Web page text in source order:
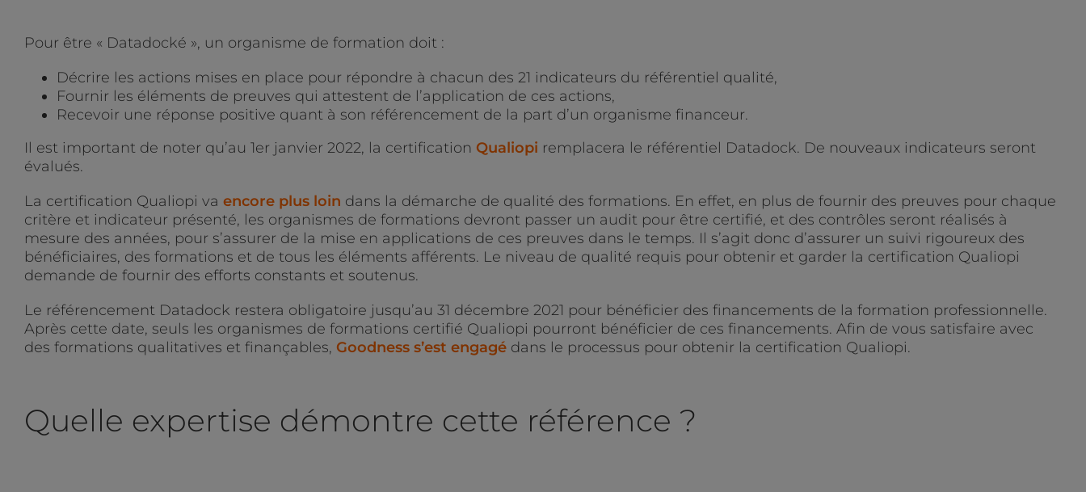
Pour être « Datadocké », un organisme de formation doit :
Décrire les actions mises en place pour répondre à chacun des 21 indicateurs du référentiel qualité,
Fournir les éléments de preuves qui attestent de l’application de ces actions,
Recevoir une réponse positive quant à son référencement de la part d’un organisme financeur.
Il est important de noter qu’au 1er janvier 2022, la certification Qualiopi remplacera le référentiel Datadock. De nouveaux indicateurs seront
évalués.
La certification Qualiopi va encore plus loin dans la démarche de qualité des formations. En effet, en plus de fournir des preuves pour chaque
critère et indicateur présenté, les organismes de formations devront passer un audit pour être certifié, et des contrôles seront réalisés à
mesure des années, pour s’assurer de la mise en applications de ces preuves dans le temps. Il s’agit donc d’assurer un suivi rigoureux des
bénéficiaires, des formations et de tous les éléments afférents. Le niveau de qualité requis pour obtenir et garder la certification Qualiopi
demande de fournir des efforts constants et soutenus.
Le référencement Datadock restera obligatoire jusqu’au 31 décembre 2021 pour bénéficier des financements de la formation professionnelle.
Après cette date, seuls les organismes de formations certifié Qualiopi pourront bénéficier de ces financements. Afin de vous satisfaire avec
des formations qualitatives et finançables, Goodness s’est engagédans le processus pour obtenir la certification Qualiopi.
Quelle expertise démontre cette référence ?